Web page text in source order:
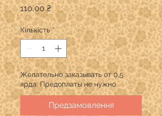
110,00 ₴Ціна
Кількість *
Желательно заказывать от 0,5
ярда. Предоплаты не нужно.
Предзамовлення